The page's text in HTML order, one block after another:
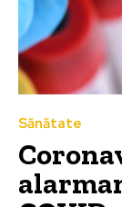
Sănătate